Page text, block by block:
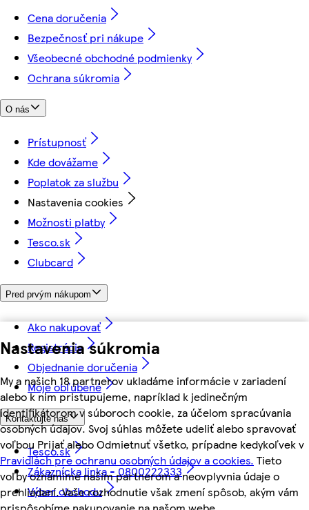
Nastavenia súkromia
My a našich 18 partnerov ukladáme informácie v zariadení
alebo k nim pristupujeme, napríklad k jedinečným
identifikátorom v súboroch cookie, za účelom spracúvania
osobných údajov. Svoj súhlas môžete udeliť alebo spravovať
voľbou Prijať alebo Odmietnuť všetko, prípadne kedykoľvek v
Pravidlách pre ochranu osobných údajov a cookies. Tieto
voľby oznámime našim partnerom a neovplyvnia údaje o
prehliadaní. Vaše rozhodnutie však zmení spôsob, akým vám
Cena doručenia
Bezpečnosť pri nákupe
Všeobecné obchodné podmienky
Ochrana súkromia
O nás
Prístupnosť
Kde dovážame
Poplatok za službu
Nastavenia cookies
Možnosti platby
Tesco.sk
Clubcard
Pred prvým nákupom
Ako nakupovať
Registrácia
Objednanie doručenia
Moje obľúbené
Kontaktujte nás
Tesco.sk
Zákaznícka linka - 0800222333
Výber obchodu